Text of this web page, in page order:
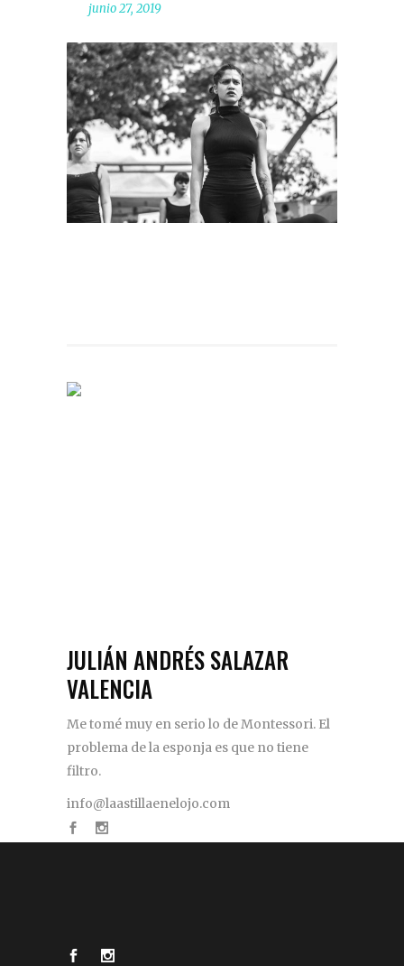
junio 27, 2019
JULIÁN ANDRÉS SALAZAR
VALENCIA
Me tomé muy en serio lo de Montessori. El
problema de la esponja es que no tiene
filtro.
info@laastillaenelojo.com